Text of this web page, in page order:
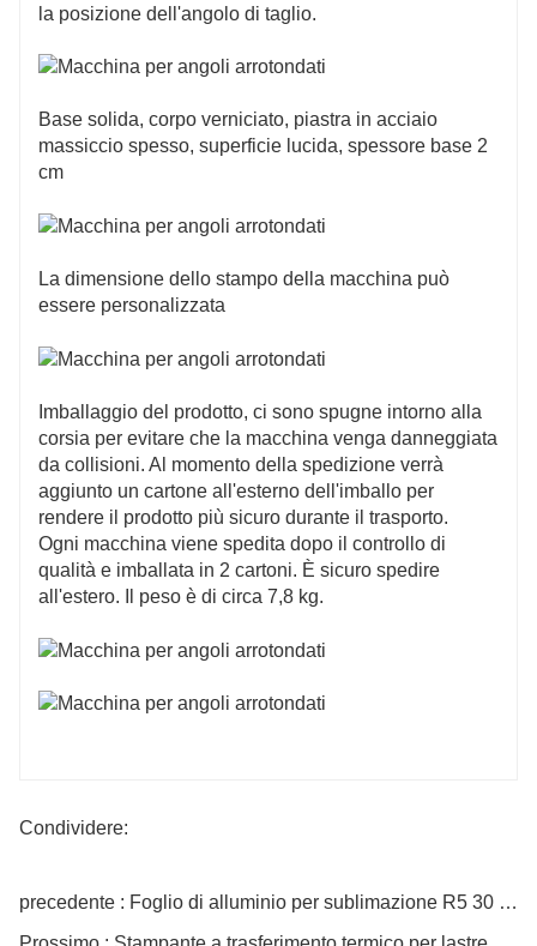
lavorazione.
la posizione dell'angolo di taglio.
Base solida, corpo verniciato, piastra in acciaio
massiccio spesso, superficie lucida, spessore base 2
cm
La dimensione dello stampo della macchina può
essere personalizzata
Imballaggio del prodotto, ci sono spugne intorno alla
corsia per evitare che la macchina venga danneggiata
da collisioni. Al momento della spedizione verrà
aggiunto un cartone all'esterno dell'imballo per
rendere il prodotto più sicuro durante il trasporto.
Ogni macchina viene spedita dopo il controllo di
qualità e imballata in 2 cartoni. È sicuro spedire
all'estero. Il peso è di circa 7,8 kg.
Condividere:
precedente : Foglio di alluminio per sublimazione R5 30 * 40 cm 1 mm